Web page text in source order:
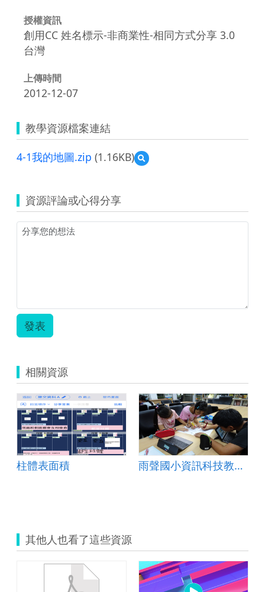
授權資訊
創用CC 姓名標示-非商業性-相同方式分享 3.0
台灣
上傳時間
2012-12-07
教學資源檔案連結
4-1我的地圖.zip (1.16KB)
預
覽
的
地
資源評論或心得分享
發表
相關資源
柱體表面積 雨聲國小資訊科技教案示例
其他人也看了這些資源